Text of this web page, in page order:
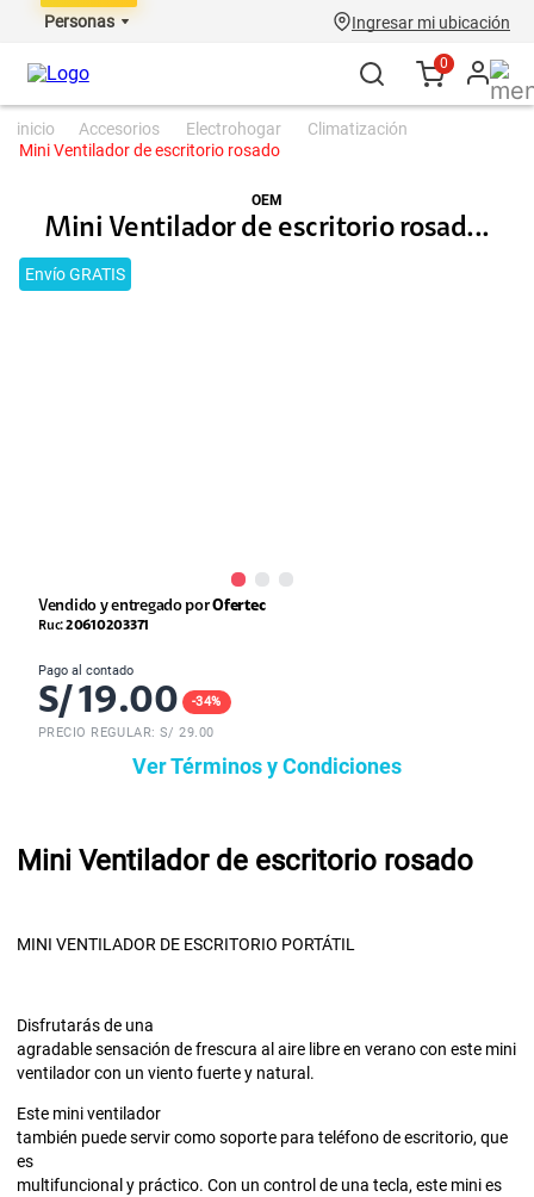
Personas Ingresar mi ubicación
0
accesorios electrohogar
climatización
Mini Ventilador de escritorio rosado
OEM
Mini Ventilador de escritorio rosad...
Envío GRATIS
Vendido y entregado porOfertec
Ruc:20610203371
Pago al contado
S/19.00 -34%
PRECIO REGULAR: S/29.00
Ver Términos y Condiciones
Mini Ventilador de escritorio rosado
MINI VENTILADOR DE ESCRITORIO PORTÁTIL
Disfrutarás de una
agradable sensación de frescura al aire libre en verano con este mini
ventilador con un viento fuerte y natural.
Este mini ventilador
también puede servir como soporte para teléfono de escritorio, que
es
multifuncional y práctico. Con un control de una tecla, este mini es